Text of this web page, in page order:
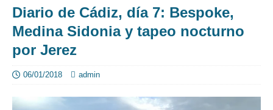
Diario de Cádiz, día 7: Bespoke,
Medina Sidonia y tapeo nocturno
por Jerez
06/01/2018 admin